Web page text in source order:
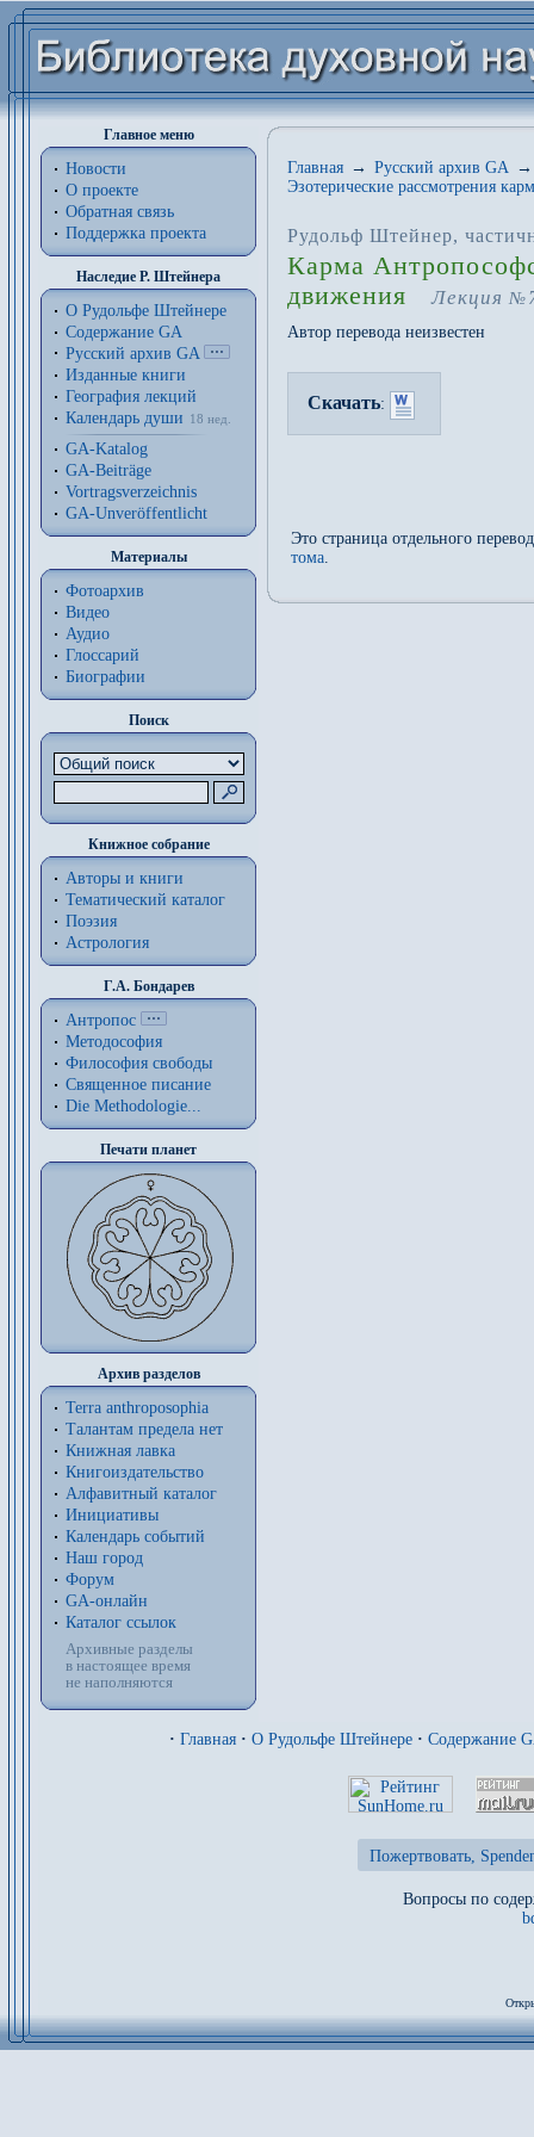
Главное меню
Новости
О проекте
Обратная связь
Поддержка проекта
Наследие Р. Штейнера
О Рудольфе Штейнере
Содержание GA
Русский архив GA
Изданные книги
География лекций
Календарь души
18 нед.
GA-Katalog
GA-Beiträge
Vortragsverzeichnis
GA-Unveröffentlicht
Материалы
Фотоархив
Видео
Аудио
Глоссарий
Биографии
Поиск
Книжное собрание
Авторы и книги
Тематический каталог
Поэзия
Астрология
Г.А. Бондарев
Антропос
Методософия
Философия cвободы
Священное писание
Die Methodologie...
Печати планет
Архив разделов
Terra anthroposophia
Талантам предела нет
Книжная лавка
Книгоиздательство
Алфавитный каталог
Инициативы
Календарь событий
Наш город
Форум
GA-онлайн
Каталог ссылок
Архивные разделы
в настоящее время
не наполняются
Главная → Русский архив GA →
Эзотерические рассмотрения
Рудольф Штейнер,
Карма
движения
Лекция №
Автор перевода неизвестен
Скачать:
Это страница отдельного
тома.
· Главная · О Рудольфе Штейнере · Содержание
Пожертвовать,
Вопросы по